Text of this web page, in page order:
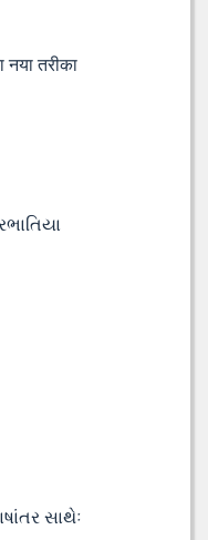
तरीका
સાથેઃ